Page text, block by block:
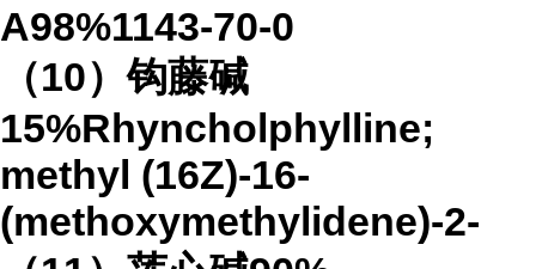
A98%1143-70-0
（10）钩藤碱
15%Rhyncholphylline;
methyl (16Z)-16-
(methoxymethylidene)-2-